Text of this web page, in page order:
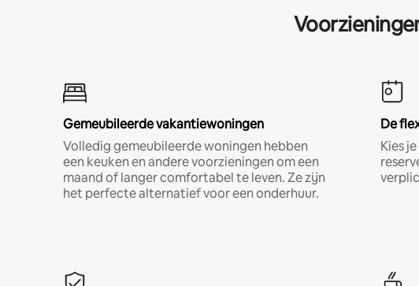
Gemeubileerde vakantiewoningen
Volledig gemeubileerde woningen hebben
een keuken en andere voorzieningen om een
maand of langer comfortabel te leven. Ze zijn
het perfecte alternatief voor een onderhuur.
De
Kies